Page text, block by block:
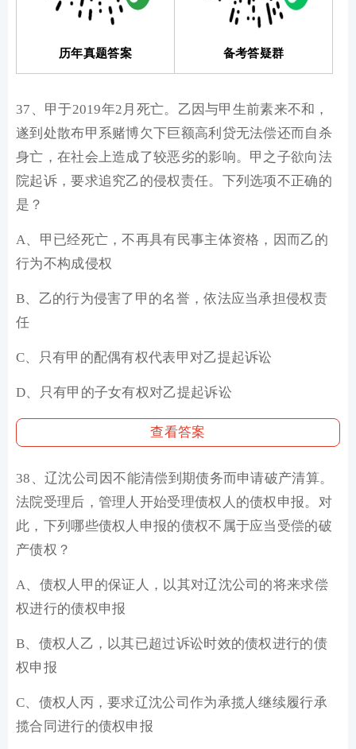
历年真题答案 备考答疑群
37、甲于2019年2月死亡。乙因与甲生前素来不和，
遂到处散布甲系赌博欠下巨额高利贷无法偿还而自杀
身亡，在社会上造成了较恶劣的影响。甲之子欲向法
院起诉，要求追究乙的侵权责任。下列选项不正确的
是？
A、甲已经死亡，不再具有民事主体资格，因而乙的
行为不构成侵权
B、乙的行为侵害了甲的名誉，依法应当承担侵权责
任
C、只有甲的配偶有权代表甲对乙提起诉讼
D、只有甲的子女有权对乙提起诉讼
查看答案
38、辽沈公司因不能清偿到期债务而申请破产清算。
法院受理后，管理人开始受理债权人的债权申报。对
此，下列哪些债权人申报的债权不属于应当受偿的破
产债权？
A、债权人甲的保证人，以其对辽沈公司的将来求偿
权进行的债权申报
B、债权人乙，以其已超过诉讼时效的债权进行的债
权申报
C、债权人丙，要求辽沈公司作为承揽人继续履行承
揽合同进行的债权申报